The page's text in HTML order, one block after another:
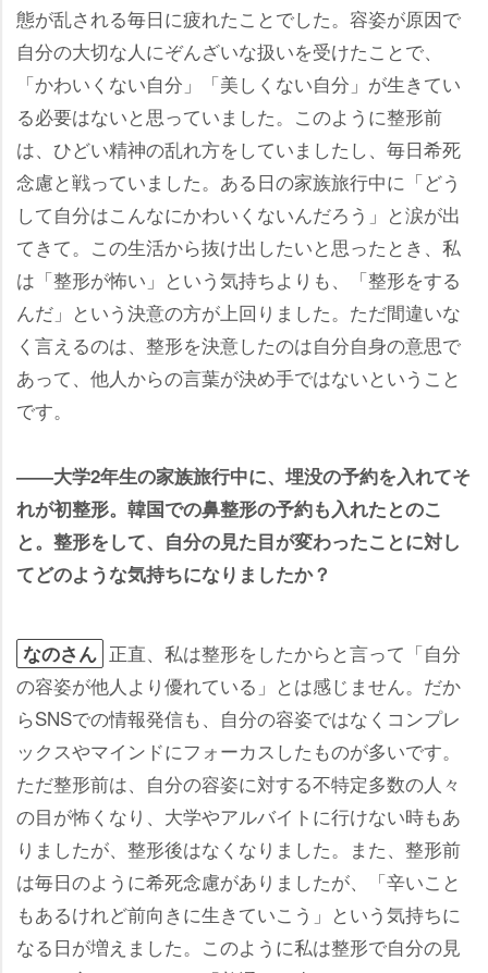
態が乱される毎日に疲れたことでした。容姿が原因で
自分の大切な人にぞんざいな扱いを受けたことで、
「かわいくない自分」「美しくない自分」が生きてい
る必要はないと思っていました。このように整形前
は、ひどい精神の乱れ方をしていましたし、毎日希死
念慮と戦っていました。ある日の家族旅行中に「どう
して自分はこんなにかわいくないんだろう」と涙が出
てきて。この生活から抜け出したいと思ったとき、私
は「整形が怖い」という気持ちよりも、「整形をする
んだ」という決意の方が上回りました。ただ間違いな
く言えるのは、整形を決意したのは自分自身の意思で
あって、他人からの言葉が決め手ではないということ
です。
――大学2年生の家族旅行中に、埋没の予約を入れてそ
れが初整形。韓国での鼻整形の予約も入れたとのこ
と。整形をして、自分の見た目が変わったことに対し
てどのような気持ちになりましたか？
なのさん 正直、私は整形をしたからと言って「自分
の容姿が他人より優れている」とは感じません。だか
らSNSでの情報発信も、自分の容姿ではなくコンプレ
ックスやマインドにフォーカスしたものが多いです。
ただ整形前は、自分の容姿に対する不特定多数の人々
の目が怖くなり、大学やアルバイトに行けない時もあ
りましたが、整形後はなくなりました。また、整形前
は毎日のように希死念慮がありましたが、「辛いこと
もあるけれど前向きに生きていこう」という気持ちに
なる日が増えました。このように私は整形で自分の見